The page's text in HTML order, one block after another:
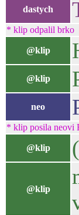
dastych
* klip odpalil brko
@klip
@klip
neo
* klip posila neovi
@klip (
@klip